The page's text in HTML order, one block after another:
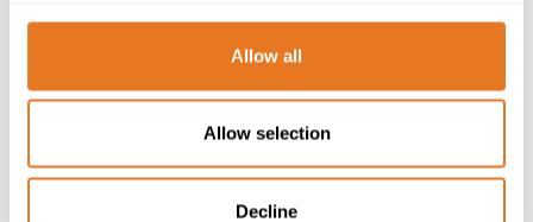
Allow all
Allow selection
Decline
brindaría ese proyecto. El tiempo dirá si este es el caso,
pero es un interesante y positivo paso por parte del
Gobierno la voluntad de que seamos lideres en la era
En Eland Cables ofrecemoscables y accesorios de fibra
óptica